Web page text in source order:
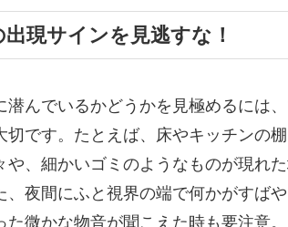
現サインを見逃すな！
潜んでいるかどうかを見極めるには
切です。たとえば、床やキッチンの
や、細かいゴミのようなものが現れ
、夜間にふと視界の端で何かがすば
た微かな物音が聞こえた時も要注意